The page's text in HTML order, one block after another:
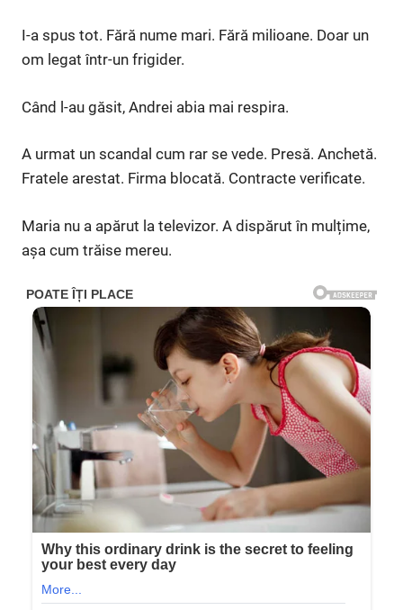
I-a spus tot. Fără nume mari. Fără milioane. Doar un
om legat într-un frigider.
Când l-au găsit, Andrei abia mai respira.
A urmat un scandal cum rar se vede. Presă. Anchetă.
Fratele arestat. Firma blocată. Contracte verificate.
Maria nu a apărut la televizor. A dispărut în mulțime,
așa cum trăise mereu.